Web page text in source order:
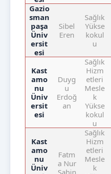
Gazio
sman
paşa
Üniv
ersit
esi
Sibel
Eren
Sağlık
Yükse
kokul
u
Kast
amo
nu
Üniv
ersit
esi
Duyg
u
Erdoğ
an
Sağlık
Hizm
etleri
Mesle
k
Yükse
kokul
u
Kast
amo
nu
Üniv
Fatm
a Nur
Şahin
Sağlık
Hizm
etleri
Mesle
k